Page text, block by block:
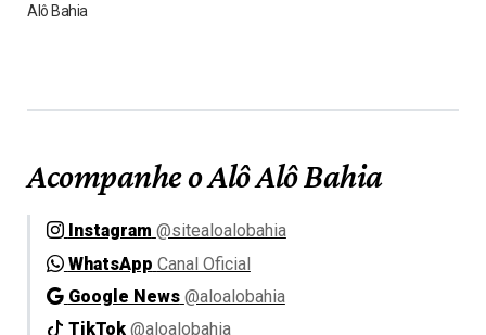
Alô Bahia
Acompanhe o Alô Alô Bahia
Instagram @sitealoalobahia
WhatsApp Canal Oficial
Google News @aloalobahia
TikTok @aloalobahia